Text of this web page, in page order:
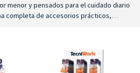
menor y pensados para el cuidado diario
completa de accesorios prácticos,
abrasivas y otros instrumentos para el
y la piel de las manos y los